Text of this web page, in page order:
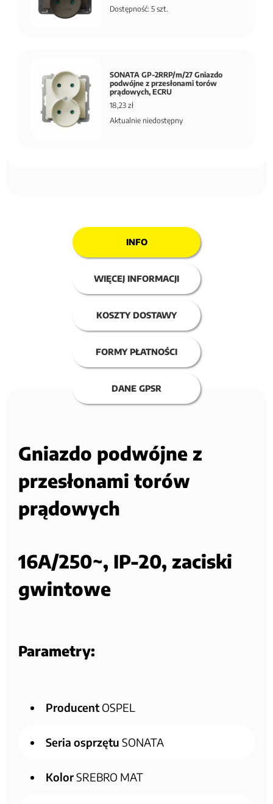
Dostępność: 5 szt.
SONATA GP-2RRP/m/27 Gniazdo
podwójne z przesłonami torów
prądowych, ECRU
18,23 zł
Aktualnie niedostępny
INFO
WIĘCEJ INFORMACJI
KOSZTY DOSTAWY
FORMY PŁATNOŚCI
DANE GPSR
Gniazdo podwójne z
przesłonami torów
prądowych
16A/250~, IP-20, zaciski
gwintowe
Parametry:
Producent OSPEL
Seria osprzętu SONATA
KolorSREBRO MAT